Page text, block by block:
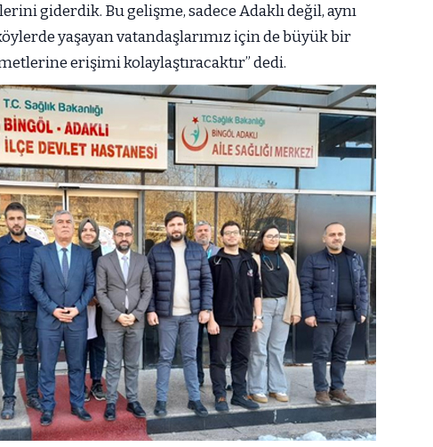
giderdik. Bu gelişme, sadece Adaklı değil, aynı
yaşayan vatandaşlarımız için de büyük bir
erişimi kolaylaştıracaktır” dedi.